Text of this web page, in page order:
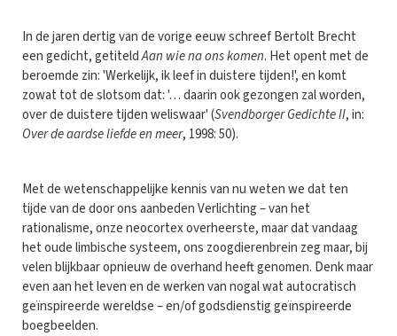
In de jaren dertig van de vorige eeuw schreef Bertolt Brecht
een gedicht, getiteldAan wie na ons komen. Het opent met de
beroemde zin: 'Werkelijk, ik leef in duistere tijden!', en komt
zowat tot de slotsom dat: '… daarin ook gezongen zal worden,
over de duistere tijden weliswaar' (Svendborger Gedichte II, in:
Over de aardse liefde en meer, 1998: 50).
Met de wetenschappelijke kennis van nu weten we dat ten
tijde van de door ons aanbeden Verlichting – van het
rationalisme, onze neocortex overheerste, maar dat vandaag
het oude limbische systeem, ons zoogdierenbrein zeg maar, bij
velen blijkbaar opnieuw de overhand heeft genomen. Denk maar
even aan het leven en de werken van nogal wat autocratisch
geïnspireerde wereldse – en/of godsdienstig geïnspireerde
boegbeelden.